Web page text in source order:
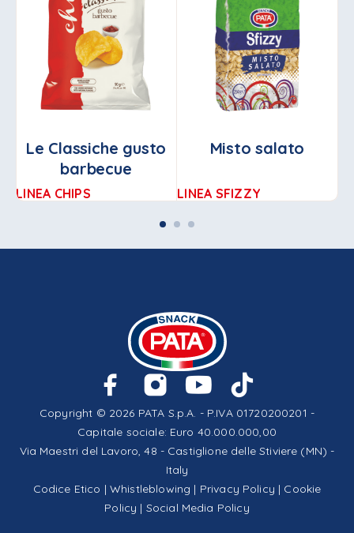
Le Classiche gusto
barbecue
LINEA CHIPS
Misto salato
LINEA SFIZZY
Copyright © 2026 PATA S.p.A. - P.IVA 01720200201 -
Capitale sociale: Euro 40.000.000,00
Via Maestri del Lavoro, 48 - Castiglione delle Stiviere (MN) -
Italy
Codice Etico | Whistleblowing | Privacy Policy | Cookie
Policy | Social Media Policy